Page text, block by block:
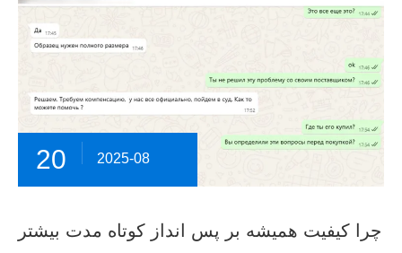
20 2025-08
چرا کیفیت همیشه بر پس انداز کوتاه مدت بیشتر